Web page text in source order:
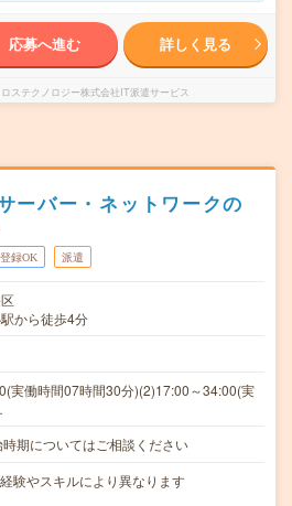
応募へ進む 詳しく見る
ステクノロジー株式会社IT派遣サービス
ーバー・ネットワークの
録OK 派遣
から徒歩4分
実働時間07時間30分)(2)17:00～34:00(実
期についてはご相談ください
験やスキルにより異なります